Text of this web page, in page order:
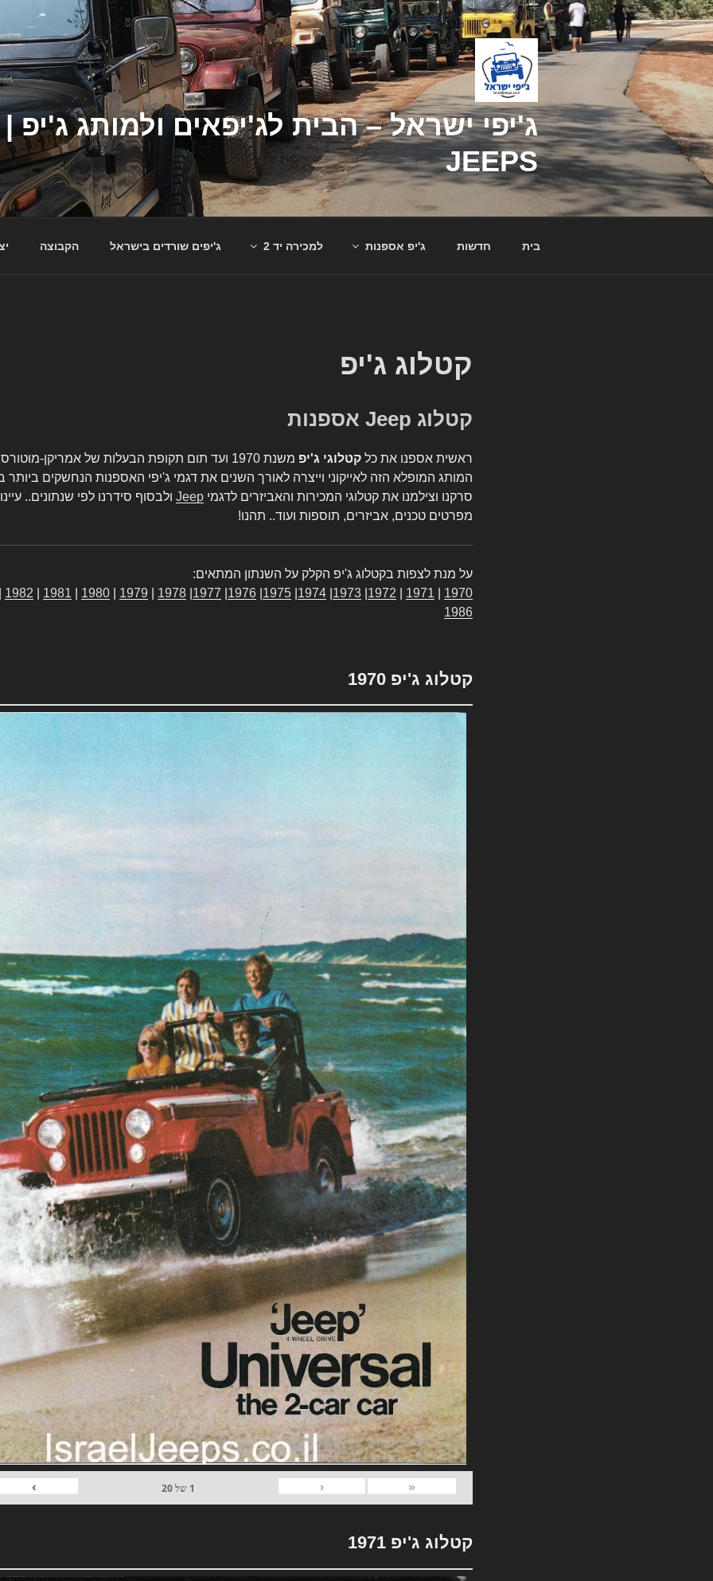
דילוג
לתוכן
JEEPS
בית חדשות ג'יפ אספנות למכירה יד 2 ג'יפים שורדים בישראל הקבוצה
קטלוג ג'יפ
קטלוג Jeep אספנות
ראשית אספנו את כל קטלוגי ג'יפ
משנת 1970 ועד תום תקופת הבעלות של אמריקן-
המותג המופלא הזה לאייקוני וייצרה לאורך השנים את דגמי ג'יפי האספנות הנחשקים
סרקנו וצילמנו את קטלוגי המכירות והאביזרים לדגמי Jeep ולבסוף סידרנו לפי שנתונים..
מפרטים טכנים, אביזרים, תוספות ועוד.. תהנו!
על מנת לצפות בקטלוג ג'יפ הקלק על השנתון המתאים:
1970
1971
1972
1973
1974
1975
1976
1977
1978
1979
1980
1981
1982
1986
קטלוג ג'יפ 1970
«
‹
1 של20
›
קטלוג ג'יפ 1971